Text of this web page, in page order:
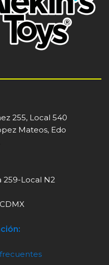
255, Local 540
Mateos, Edo
259-Local N2